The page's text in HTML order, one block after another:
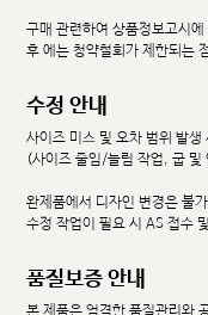
구매 관련하여 상품정보고시
후 에는 청약철회가 제한되는
수정 안내
사이즈 미스 및 오차 범위 발
(사이즈 줄임/늘림 작업, 굽 및
완제품에서 디자인 변경은 불
수정 작업이 필요 시 AS 접수
품질보증 안내
본 제품은 엄격한 품질관리와